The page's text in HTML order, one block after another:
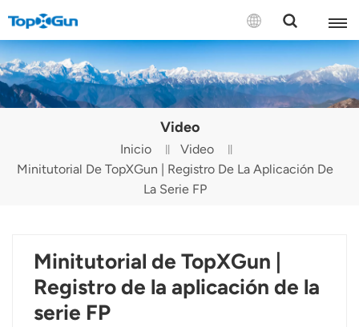
CONTÁCTENOS
English
Русский
Türkçe
Video
Inicio
Video
Minitutorial De TopXGun | Registro De La Aplicación De
La Serie FP
Minitutorial de TopXGun |
Registro de la aplicación de la
serie FP